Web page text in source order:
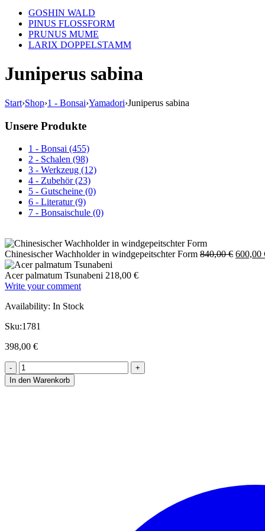
GOSHIN WALD
PINUS FLOSSFORM
PRUNUS MUME
LARIX DOPPELSTAMM
Juniperus sabina
Start›Shop›1 - Bonsai›Yamadori›Juniperus sabina
Unsere Produkte
1 - Bonsai (455)
2 - Schalen (98)
3 - Werkzeug (12)
4 - Zubehör (23)
5 - Gutscheine (0)
6 - Literatur (9)
7 - Bonsaischule (0)
Chinesischer Wachholder in windgepeitschter Form 840,00€ 600,00
Acer palmatum Tsunabeni 218,00 €
Write your comment
Availability: In Stock
Sku:1781
398,00 €
In den Warenkorb